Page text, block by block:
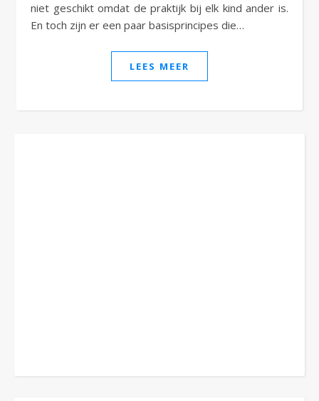
niet geschikt omdat de praktijk bij elk kind ander is.
En toch zijn er een paar basisprincipes die…
LEES MEER